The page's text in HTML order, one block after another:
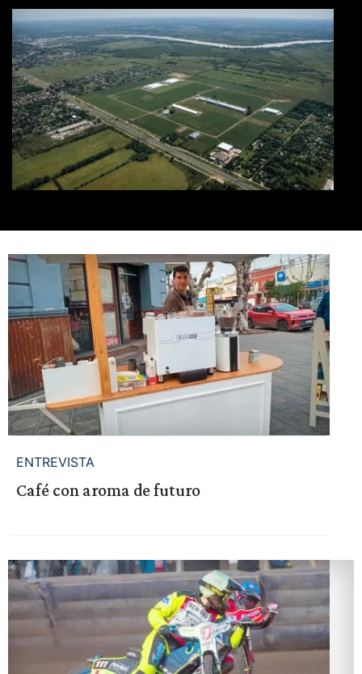
ENTREVISTA
Café con aroma de futuro